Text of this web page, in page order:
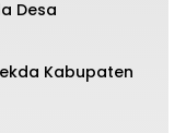
Desa
Kabupaten